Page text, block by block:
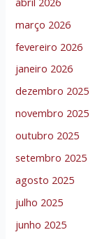
março 2026
fevereiro 2026
janeiro 2026
dezembro 2025
novembro 2025
outubro 2025
setembro 2025
agosto 2025
julho 2025
junho 2025